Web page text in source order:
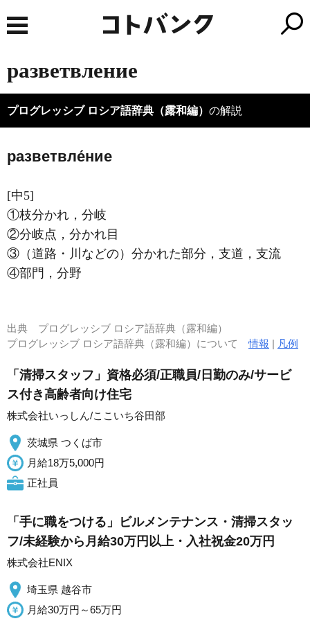
разветвление
プログレッシブ ロシア語辞典（露和編） の解説
разветвле́ние
[中5]
①枝分かれ，分岐
②分岐点，分かれ目
③（道路・川などの）分かれた部分，支道，支流
④部門，分野
出典 プログレッシブ ロシア語辞典（露和編）
プログレッシブ ロシア語辞典（露和編）について情報 | 凡例
「清掃スタッフ」資格必須/正職員/日勤のみ/サービ
ス付き高齢者向け住宅
株式会社いっしん/ここいち谷田部
茨城県 つくば市
月給18万5,000円
正社員
「手に職をつける」ビルメンテナンス・清掃スタッ
フ/未経験から月給30万円以上・入社祝金20万円
株式会社ENIX
埼玉県 越谷市
月給30万円～65万円